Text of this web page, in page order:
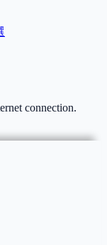
connection.